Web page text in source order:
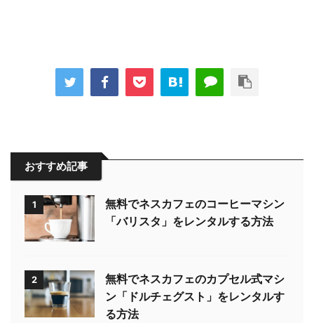
おすすめ記事
1
無料でネスカフェのコーヒーマシン
「バリスタ」をレンタルする方法
2
無料でネスカフェのカプセル式マシ
ン「ドルチェグスト」をレンタルす
る方法